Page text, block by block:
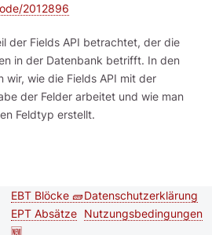
2012896
der Fields API betrachtet, der die
in der Datenbank betrifft. In den
wir, wie die Fields API mit der
der Felder arbeitet und wie man
Feldtyp erstellt.
Second
footer
EBT Blöcke 🧱
EPT Absätze
🆕
Footer menu
Datenschutzerklärung
Nutzungsbedingungen